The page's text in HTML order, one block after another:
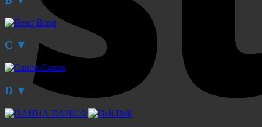
Benq
C ▼
Canon
D ▼
DAHUA Dell